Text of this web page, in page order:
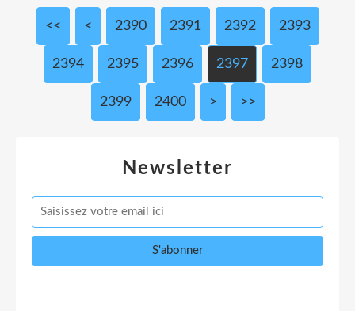
<< < 2300
2310
2320
2330
2340
2350
2360
2370
2380
2390 2391 2392 2393
2394 2395 2396 2397 2398
2399 2400 2500
2600
2700
2800
2900
3000
> >>
Newsletter